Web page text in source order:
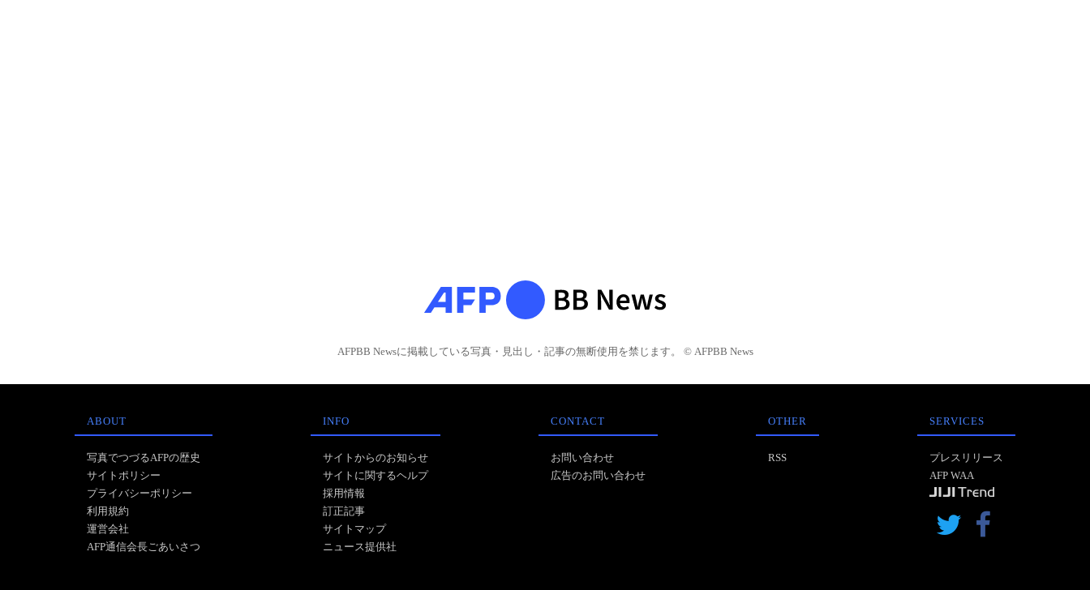
AFPBB Newsに掲載している写真・見出し・記事の無断使用を禁じます。 © AFPBB News
ABOUT
写真でつづるAFPの歴史
サイトポリシー
プライバシーポリシー
利用規約
運営会社
AFP通信会長ごあいさつ
INFO
サイトからのお知らせ
サイトに関するヘルプ
採用情報
訂正記事
サイトマップ
ニュース提供社
CONTACT
お問い合わせ
広告のお問い合わせ
OTHER
RSS
SERVICES
プレスリリース
AFP WAA